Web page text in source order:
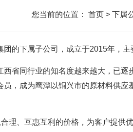
您当前的位置： 首页 > 下属
团的下属子公司，成立于2015年，
省同行业的知名度越来越大，已
成为鹰潭以铜兴市的原材料
、互惠互利的价格，为客户提供优良